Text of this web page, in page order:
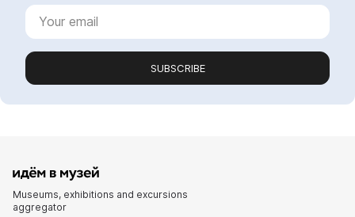
SUBSCRIBE
Museums, exhibitions and excursions
aggregator